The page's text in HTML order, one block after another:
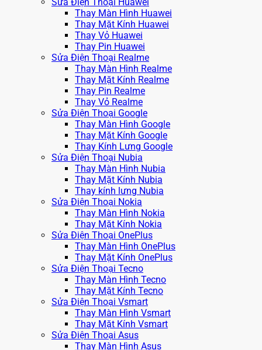
Sửa Điện Thoại Huawei
Thay Màn Hình Huawei
Thay Mặt Kính Huawei
Thay Vỏ Huawei
Thay Pin Huawei
Sửa Điện Thoại Realme
Thay Màn Hình Realme
Thay Mặt Kính Realme
Thay Pin Realme
Thay Vỏ Realme
Sửa Điện Thoại Google
Thay Màn Hình Google
Thay Mặt Kính Google
Thay Kính Lưng Google
Sửa Điện Thoại Nubia
Thay Màn Hình Nubia
Thay Mặt Kính Nubia
Thay kính lưng Nubia
Sửa Điện Thoại Nokia
Thay Màn Hình Nokia
Thay Mặt Kính Nokia
Sửa Điện Thoại OnePlus
Thay Màn Hình OnePlus
Thay Mặt Kính OnePlus
Sửa Điện Thoại Tecno
Thay Màn Hình Tecno
Thay Mặt Kính Tecno
Sửa Điện Thoại Vsmart
Thay Màn Hình Vsmart
Thay Mặt Kính Vsmart
Sửa Điện Thoại Asus
Thay Màn Hình Asus